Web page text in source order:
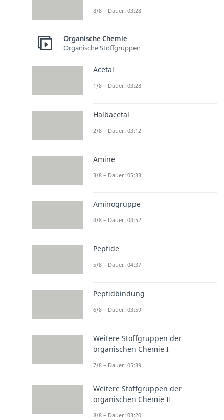
8/8 – Dauer: 03:28
Organische Chemie
Organische Stoffgruppen
Acetal
1/8 – Dauer: 03:28
Halbacetal
2/8 – Dauer: 03:12
Amine
3/8 – Dauer: 05:33
Aminogruppe
4/8 – Dauer: 04:52
Peptide
5/8 – Dauer: 04:37
Peptidbindung
6/8 – Dauer: 03:59
Weitere Stoffgruppen der
organischen Chemie I
7/8 – Dauer: 05:39
Weitere Stoffgruppen der
organischen Chemie II
8/8 – Dauer: 03:20